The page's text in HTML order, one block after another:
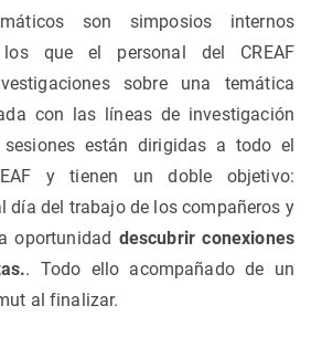
son simposios internos
los que el personal del CREAF
sobre una temática
con las líneas de investigación
están dirigidas a todo el
y tienen un doble objetivo:
día del trabajo de los compañeros y
oportunidad descubrir conexiones
. Todo ello acompañado de un
al finalizar.